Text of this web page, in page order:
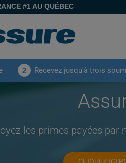
#1 AU QUÉBEC
2 Recevez jusqu'à trois
les primes payées par